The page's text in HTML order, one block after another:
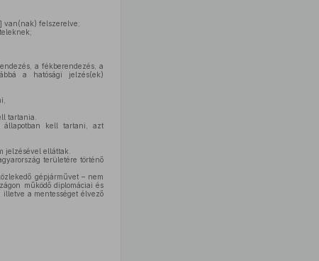
van(nak) felszerelve;
a fékberendezés, a
a hatósági jelzés(ek)
tartania.
állapotban kell tartani, azt
jelzésével elláttak.
területére történő
gépjárművet – nem
működő diplomáciai és
a mentességet élvező